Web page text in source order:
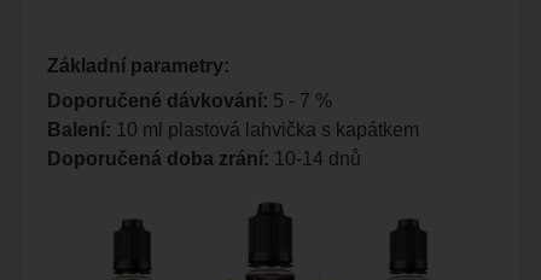
Základní parametry:
Doporučené dávkování: 5 - 7 %
Balení: 10 ml plastová lahvička s kapátkem
Doporučená doba zrání: 10-14 dnů